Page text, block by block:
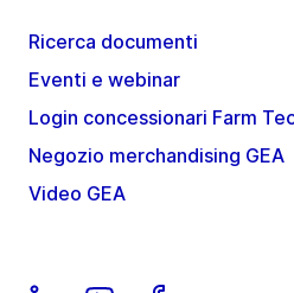
Ricerca documenti
Eventi e webinar
Login concessionari Farm
Negozio merchandising GEA
Video GEA